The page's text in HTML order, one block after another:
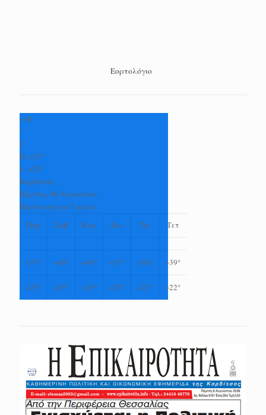
Εορτολόγιο
+36
°
C
H: +37°
L: +25°
Καρδίτσα
Πέμπτη, 06 Αύγουστος
Πρόγνωση για 7 μέρες
Παρ
Σαβ Κυρ Δευ Τρι Τετ
+37° +40° +40° +37° +38° +39°
+25° +25° +25° +25° +22° +22°